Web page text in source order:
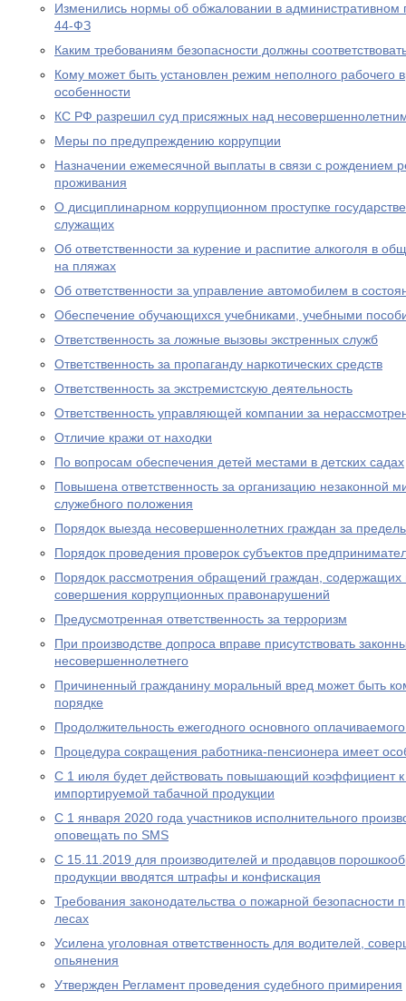
Изменились нормы об обжаловании в
44-ФЗ
Каким требованиям безопасности должны
Кому может быть установлен режим неполного рабочего
особенности
КС РФ разрешил суд присяжных над
Меры по предупреждению коррупции
Назначении ежемесячной выплаты в связи с рождением
проживания
О дисциплинарном коррупционном проступке
служащих
Об ответственности за курение и распитие алкоголя в
на пляжах
Об ответственности за управление автомобилем в
Обеспечение обучающихся учебниками, учебными
Ответственность за ложные вызовы экстренных служб
Ответственность за пропаганду наркотических средств
Ответственность за экстремистскую деятельность
Ответственность управляющей компании за
Отличие кражи от находки
По вопросам обеспечения детей местами в детских садах
Повышена ответственность за организацию незаконной
служебного положения
Порядок выезда несовершеннолетних граждан за
Порядок проведения проверок субъектов
Порядок рассмотрения обращений граждан,
совершения коррупционных правонарушений
Предусмотренная ответственность за терроризм
При производстве допроса вправе присутствовать
несовершеннолетнего
Причиненный гражданину моральный вред может быть
порядке
Продолжительность ежегодного основного оплачиваемого
Процедура сокращения работника-пенсионера имеет
С 1 июля будет действовать повышающий коэффициент
импортируемой табачной продукции
С 1 января 2020 года участников исполнительного
оповещать по SMS
С 15.11.2019 для производителей и продавцов
продукции вводятся штрафы и конфискация
Требования законодательства о пожарной безопасности
лесах
Усилена уголовная ответственность для водителей,
опьянения
Утвержден Регламент проведения судебного примирения